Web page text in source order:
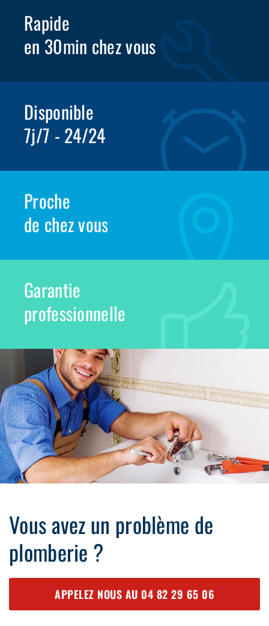
Rapide
en 30min chez vous
Disponible
7j/7 - 24/24
Proche
de chez vous
Garantie
professionnelle
Vous avez un problème de
plomberie ?
APPELEZ NOUS AU 04 82 29 65 06